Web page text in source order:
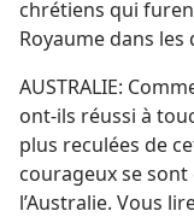
chrétiens qui
Royaume dans les
AUSTRALIE:
ont-​ils réussi à
plus reculées de
courageux se
l’Australie. Vous